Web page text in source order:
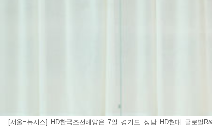
[서울=뉴시스] HD한국조선해양은 7일 경기도 성남 HD현대 글로벌